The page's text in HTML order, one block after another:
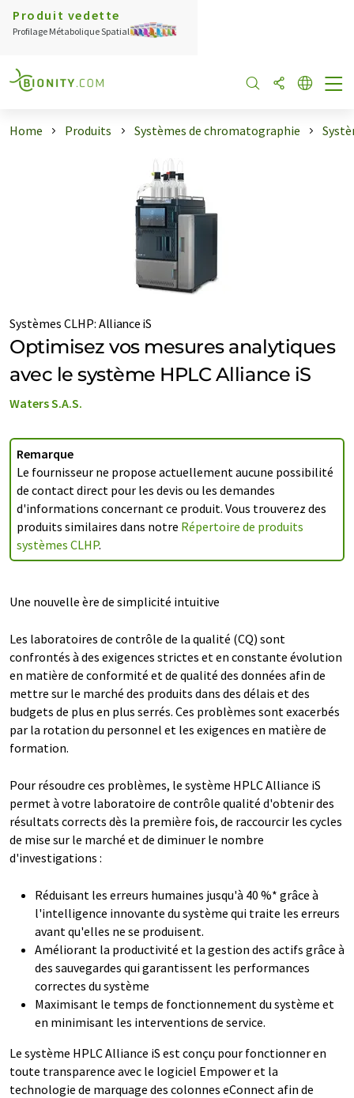
Produit vedette
Profilage Métabolique Spatial
Home Produits Systèmes de chromatographie
Systèmes CLHP: Alliance iS
Optimisez vos mesures analytiques
avec le système HPLC Alliance iS
Waters S.A.S.
Remarque
Le fournisseur ne propose actuellement aucune possibilité
de contact direct pour les devis ou les demandes
d'informations concernant ce produit. Vous trouverez des
produits similaires dans notre Répertoire de produits
systèmes CLHP.
Une nouvelle ère de simplicité intuitive
Les laboratoires de contrôle de la qualité (CQ) sont
confrontés à des exigences strictes et en constante évolution
en matière de conformité et de qualité des données afin de
mettre sur le marché des produits dans des délais et des
budgets de plus en plus serrés. Ces problèmes sont exacerbés
par la rotation du personnel et les exigences en matière de
formation.
Pour résoudre ces problèmes, le système HPLC Alliance iS
permet à votre laboratoire de contrôle qualité d'obtenir des
résultats corrects dès la première fois, de raccourcir les cycles
de mise sur le marché et de diminuer le nombre
d'investigations :
Réduisant les erreurs humaines jusqu'à 40 %* grâce à
l'intelligence innovante du système qui traite les erreurs
avant qu'elles ne se produisent.
Améliorant la productivité et la gestion des actifs grâce à
des sauvegardes qui garantissent les performances
correctes du système
Maximisant le temps de fonctionnement du système et
en minimisant les interventions de service.
Le système HPLC Alliance iS est conçu pour fonctionner en
toute transparence avec le logiciel Empower et la
technologie de marquage des colonnes eConnect afin de